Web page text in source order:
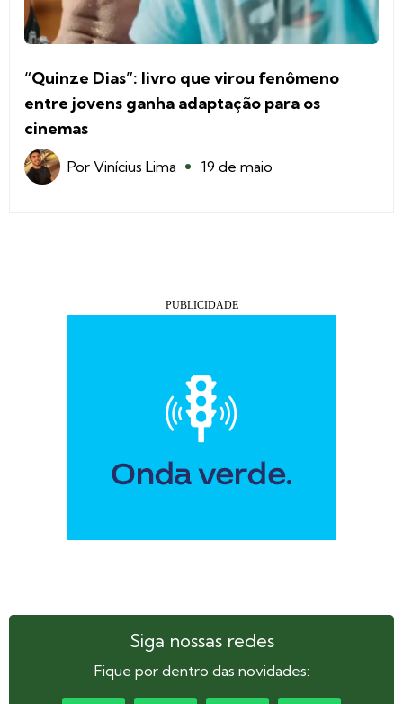
“Quinze Dias”: livro que virou fenômeno
entre jovens ganha adaptação para os
cinemas
Por Vinícius Lima 19 de maio
Siga nossas redes
Fique por dentro das novidades: